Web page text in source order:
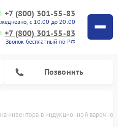
+7 (800) 301-55-83
с 10:00 до 20:00
+7 (800) 301-55-83
Звонок бесплатный по РФ
Позвонить
инвентора в индукционной